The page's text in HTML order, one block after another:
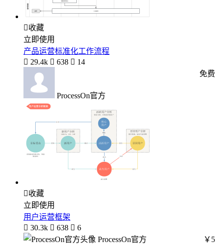
收藏
立即使用
产品运营标准化工作流程
 29.4k  638  14
ProcessOn官方
免费
收藏
立即使用
用户运营框架
 30.3k  638  6
ProcessOn官方
￥5